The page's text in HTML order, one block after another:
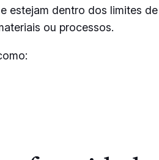
estejam dentro dos limites
ou processos.